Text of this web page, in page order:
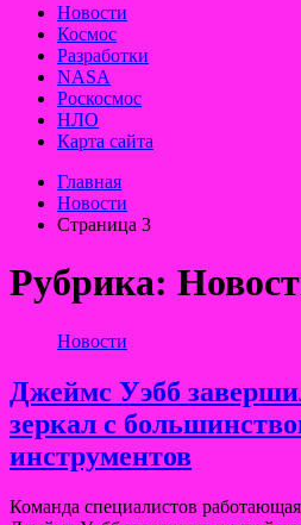
Новости
Космос
Разработки
NASA
Роскосмос
НЛО
Карта сайта
Главная
Новости
Страница 3
Рубрика:
Новости
Джеймс Уэбб
зеркал с
инструментов
Команда специалистов